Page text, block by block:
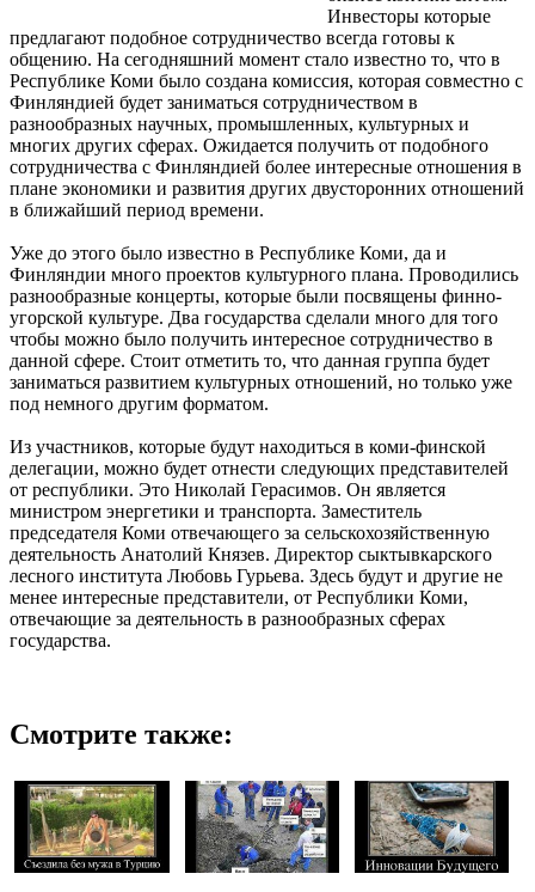
Инвесторы которые
предлагают подобное сотрудничество всегда готовы к
общению. На сегодняшний момент стало известно то, что в
Республике Коми было создана комиссия, которая совместно с
Финляндией будет заниматься сотрудничеством в
разнообразных научных, промышленных, культурных и
многих других сферах. Ожидается получить от подобного
сотрудничества с Финляндией более интересные отношения в
плане экономики и развития других двусторонних отношений
в ближайший период времени.
Уже до этого было известно в Республике Коми, да и
Финляндии много проектов культурного плана. Проводились
разнообразные концерты, которые были посвящены финно-
угорской культуре. Два государства сделали много для того
чтобы можно было получить интересное сотрудничество в
данной сфере. Стоит отметить то, что данная группа будет
заниматься развитием культурных отношений, но только уже
под немного другим форматом.
Из участников, которые будут находиться в коми-финской
делегации, можно будет отнести следующих представителей
от республики. Это Николай Герасимов. Он является
министром энергетики и транспорта. Заместитель
председателя Коми отвечающего за сельскохозяйственную
деятельность Анатолий Князев. Директор сыктывкарского
лесного института Любовь Гурьева. Здесь будут и другие не
менее интересные представители, от Республики Коми,
отвечающие за деятельность в разнообразных сферах
государства.
Смотрите также: